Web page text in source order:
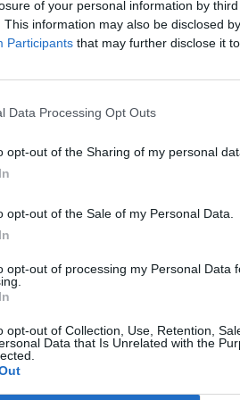
of your personal information by
This information may also be disclosed
Participants that may further disclose it
Data Processing Opt Outs
opt-out of the Sharing of my personal
opt-out of the Sale of my Personal Data.
opt-out of processing my Personal Data
opt-out of Collection, Use, Retention,
Data that Is Unrelated with the
vremena za Bosnu i
uz česte padavine i